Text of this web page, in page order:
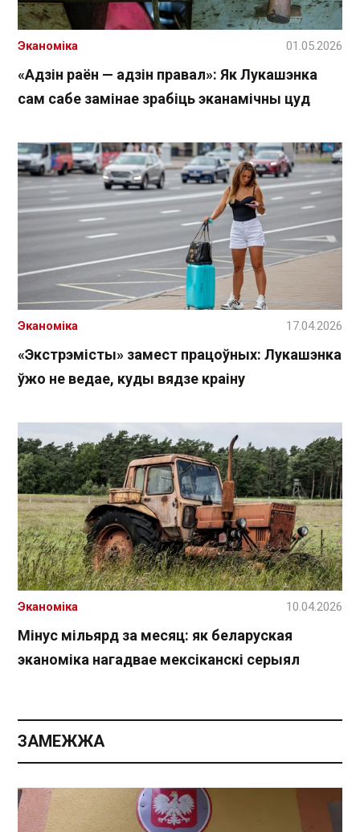
«Адзін раён — адзін правал»: Як Лукашэнка
сам сабе замінае зрабіць эканамічны цуд
Эканоміка 01.05.2026
«Экстрэмісты» замест працоўных: Лукашэнка
ўжо не ведае, куды вядзе краіну
Эканоміка 17.04.2026
Мінус мільярд за месяц: як беларуская
эканоміка нагадвае мексіканскі серыял
Эканоміка 10.04.2026
ЗАМЕЖЖА